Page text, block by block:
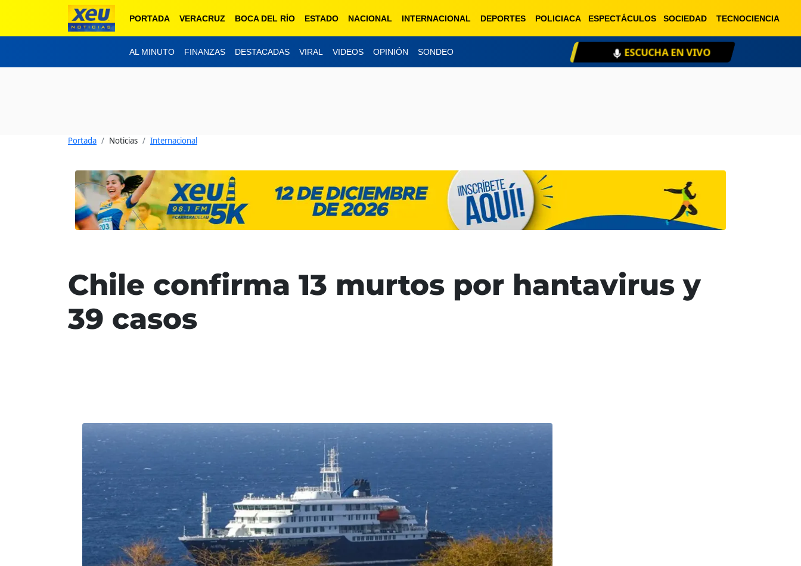
PORTADA VERACRUZ BOCA DEL RÍO ESTADO NACIONAL INTERNACIONAL DEPORTES POLICIACA ESPECTÁCULOS SOCIEDAD TECNOCIENCIA
AL MINUTO FINANZAS DESTACADAS VIRAL VIDEOS OPINIÓN SONDEO ESCUCHA EN VIVO
Portada Noticias Internacional
Chile confirma 13 murtos por hantavirus y
39 casos